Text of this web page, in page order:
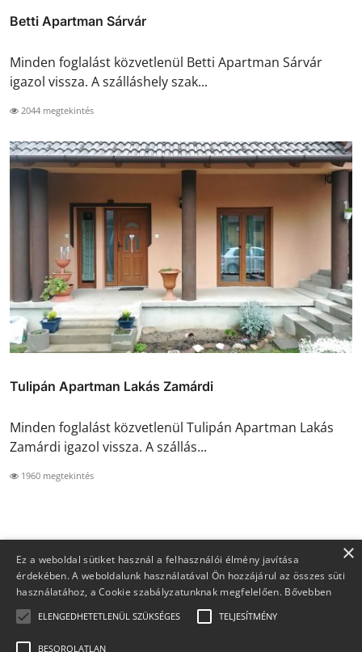
Betti Apartman Sárvár
Minden foglalást közvetlenül Betti Apartman Sárvár
igazol vissza. A szálláshely szak...
2044 megtekintés
Tulipán Apartman Lakás Zamárdi
Minden foglalást közvetlenül Tulipán Apartman Lakás
Zamárdi igazol vissza. A szállás...
1960 megtekintés
×
Ez a weboldal sütiket használ a felhasználói élmény javítása
érdekében. A weboldalunk használatával Ön hozzájárul az összes süti
használatához, a Cookie szabályzatunknak megfelelően. Bővebben
ELENGEDHETETLENÜL SZÜKSÉGES TELJESÍTMÉNY
BESOROLATLAN